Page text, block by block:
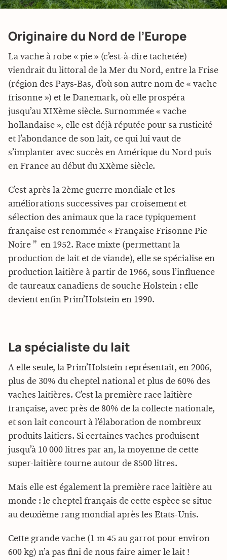
Originaire du Nord de l’Europe
La vache à robe « pie » (c’est-à-dire tachetée)
viendrait du littoral de la Mer du Nord, entre la Frise
(région des Pays-Bas, d’où son autre nom de « vache
frisonne ») et le Danemark, où elle prospéra
jusqu’au XIXème siècle. Surnommée « vache
hollandaise », elle est déjà réputée pour sa rusticité
et l’abondance de son lait, ce qui lui vaut de
s’implanter avec succès en Amérique du Nord puis
en France au début du XXème siècle.
C’est après la 2ème guerre mondiale et les
améliorations successives par croisement et
sélection des animaux que la race typiquement
française est renommée « Française Frisonne Pie
Noire ” en 1952. Race mixte (permettant la
production de lait et de viande), elle se spécialise en
production laitière à partir de 1966, sous l’influence
de taureaux canadiens de souche Holstein : elle
devient enfin Prim’Holstein en 1990.
La spécialiste du lait
A elle seule, la Prim’Holstein représentait, en 2006,
plus de 30% du cheptel national et plus de 60% des
vaches laitières. C’est la première race laitière
française, avec près de 80% de la collecte nationale,
et son lait concourt à l’élaboration de nombreux
produits laitiers. Si certaines vaches produisent
jusqu’à 10 000 litres par an, la moyenne de cette
super-laitière tourne autour de 8500 litres.
Mais elle est également la première race laitière au
monde : le cheptel français de cette espèce se situe
au deuxième rang mondial après les Etats-Unis.
Cette grande vache (1 m 45 au garrot pour environ
600 kg) n’a pas fini de nous faire aimer le lait !